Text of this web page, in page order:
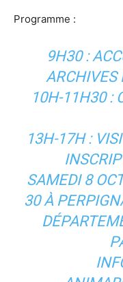
Programme :
9H30 :
ARCHIVES
10H-11H30 :
13H-17H :
SAMEDI 8
30 À